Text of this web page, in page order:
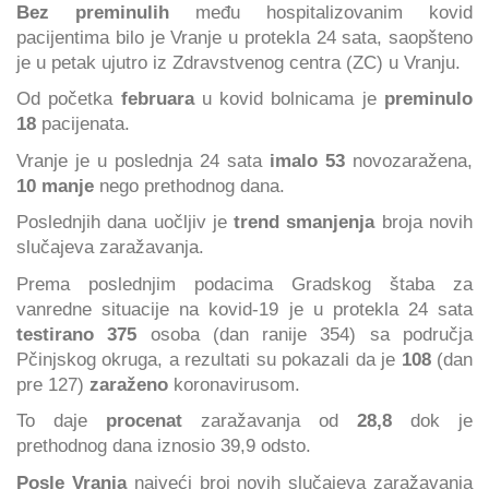
Bez preminulih među hospitalizovanim kovid
pacijentima bilo je Vranje u protekla 24 sata, saopšteno
je u petak ujutro iz Zdravstvenog centra (ZC) u Vranju.
Od početka februarau kovid bolnicama je preminulo
18 pacijenata.
Vranje je u poslednja 24 sata imalo 53 novozaražena,
10 manje nego prethodnog dana.
Poslednjih dana uočljiv jetrend smanjenjabroja novih
slučajeva zaražavanja.
Prema poslednjim podacima Gradskog štaba za
vanredne situacije na kovid-19 je u protekla 24 sata
testirano 375 osoba (dan ranije 354) sa područja
Pčinjskog okruga, a rezultati su pokazali da je 108 (dan
pre 127) zaraženo koronavirusom.
To daje procenat zaražavanja od 28,8 dok je
prethodnog dana iznosio 39,9 odsto.
Posle Vranja najveći broj novih slučajeva zaražavanja